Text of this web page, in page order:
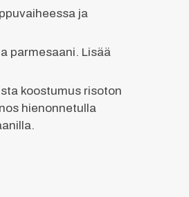
ja
parmesaani. Lisää
koostumus risoton
hienonnetulla